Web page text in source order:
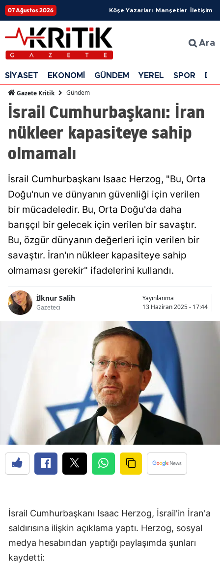
07 Ağustos 2026 Köşe Yazarları Manşetler İletişim
Ara
SİYASET EKONOMİ GÜNDEM YEREL SPOR
Gazete Kritik Gündem
İsrail Cumhurbaşkanı: İran
nükleer kapasiteye sahip
olmamalı
İsrail Cumhurbaşkanı Isaac Herzog, "Bu, Orta
Doğu'nun ve dünyanın güvenliği için verilen
bir mücadeledir. Bu, Orta Doğu'da daha
barışçıl bir gelecek için verilen bir savaştır.
Bu, özgür dünyanın değerleri için verilen bir
savaştır. İran'ın nükleer kapasiteye sahip
olmaması gerekir" ifadelerini kullandı.
İlknur Salih
Gazeteci
Yayınlanma
13 Haziran 2025 - 17:44
İsrail Cumhurbaşkanı Isaac Herzog, İsrail'in İran'a
saldırısına ilişkin açıklama yaptı. Herzog, sosyal
medya hesabından yaptığı paylaşımda şunları
kaydetti: